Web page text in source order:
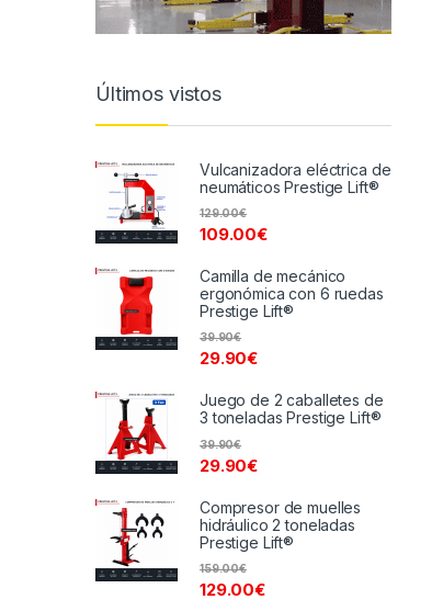
Últimos vistos
Vulcanizadora eléctrica de
neumáticos Prestige Lift®
109.00€
129.00€
Camilla de mecánico
ergonómica con 6 ruedas
Prestige Lift®
29.90€
39.90€
Juego de 2 caballetes de
3 toneladas Prestige Lift®
29.90€
39.90€
Compresor de muelles
hidráulico 2 toneladas
Prestige Lift®
129.00€
159.00€